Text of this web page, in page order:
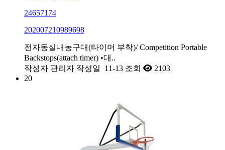
24657174
202007210989698
전자동실내농구대(타이머 부착)/ Competition Portable
Backstops(attach timer) •대..
작성자 관리자 작성일 11-13 조회
2103
20